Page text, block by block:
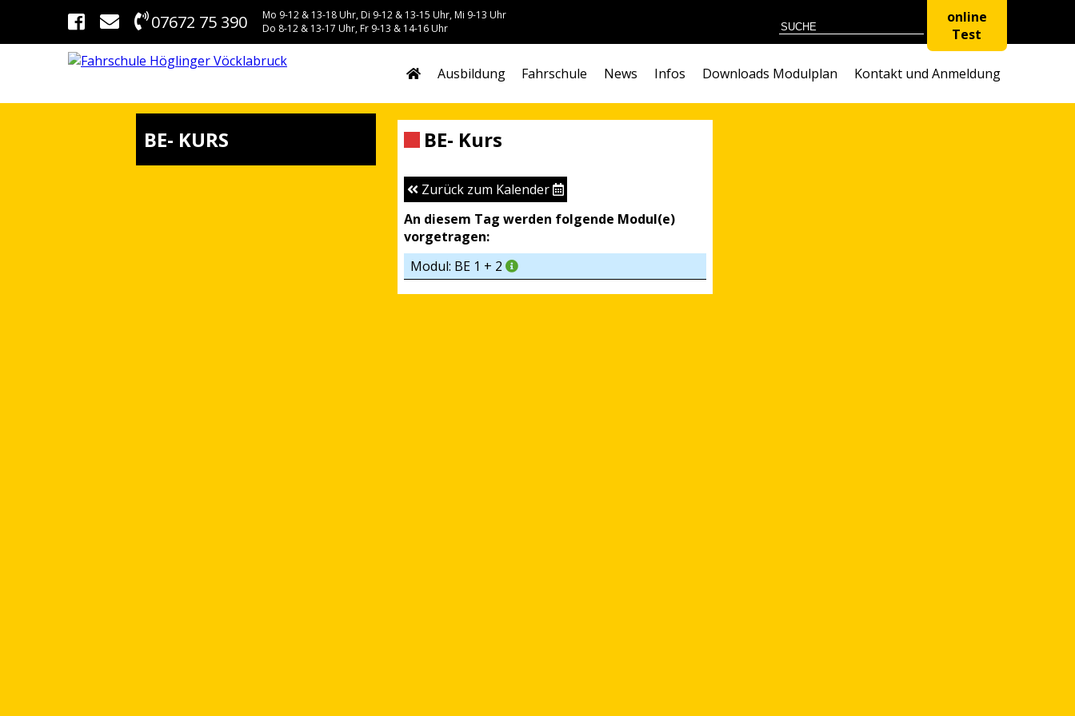
07672 75 390
Mo 9-12 & 13-18 Uhr, Di 9-12 & 13-15 Uhr, Mi 9-13 Uhr
Do 8-12 & 13-17 Uhr, Fr 9-13 & 14-16 Uhr
online
Test
Ausbildung Fahrschule News Infos Downloads Modulplan Kontakt und Anmeldung
BE- KURS BE- Kurs
Zurück zum Kalender
An diesem Tag werden folgende Modul(e)
vorgetragen:
Modul: BE 1 + 2